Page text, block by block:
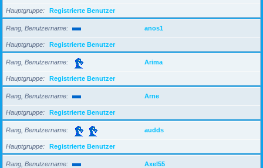
Hauptgruppe Registrierte Benutzer
Rang, Benutzername anos1
Hauptgruppe Registrierte Benutzer
Rang, Benutzername Arima
Hauptgruppe Registrierte Benutzer
Rang, Benutzername Arne
Hauptgruppe Registrierte Benutzer
Rang, Benutzername audds
Hauptgruppe Registrierte Benutzer
Rang, Benutzername Axel55